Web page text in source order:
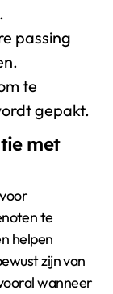
passing
te
gepakt.
met
te
helpen
zijn van
wanneer